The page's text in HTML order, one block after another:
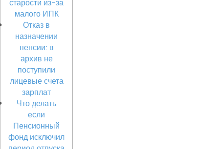
малого ИПК
Отказ в
назначении
пенсии: в
архив не
поступили
лицевые счета
зарплат
Что делать
если
Пенсионный
фонд исключил